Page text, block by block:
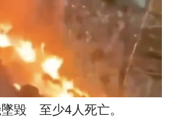
毀 至少4人死亡。